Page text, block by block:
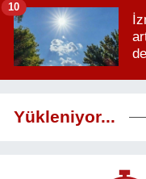
10
Yükleniyor...